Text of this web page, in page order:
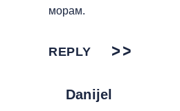
морам.
REPLY
Danijel